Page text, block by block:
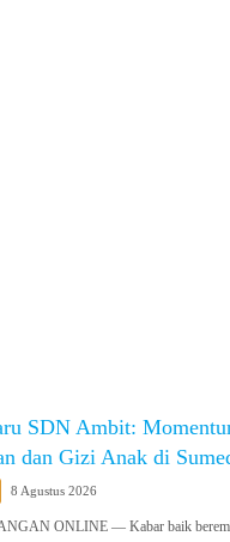
SDN Ambit:
dan Gizi Anak di
8 Agustus 2026
ONLINE — Kabar baik